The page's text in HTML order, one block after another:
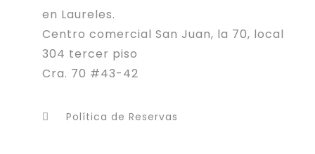
en Laureles.
Centro comercial San Juan, la 70, local
304 tercer piso
Cra. 70 #43-42
Política de Reservas